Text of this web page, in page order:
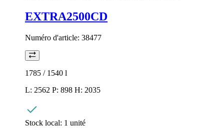
EXTRA2500CD
Numéro d'article: 38477
1785 / 1540 l
L: 2562 P: 898 H: 2035
Stock local: 1 unité